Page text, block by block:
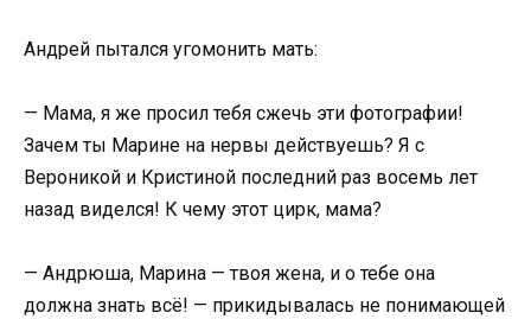
Андрей пытался угомонить мать:
— Мама, я же просил тебя сжечь эти фотографии!
Зачем ты Марине на нервы действуешь? Я с
Вероникой и Кристиной последний раз восемь лет
назад виделся! К чему этот цирк, мама?
— Андрюша, Марина — твоя жена, и о тебе она
должна знать всё! — прикидывалась не понимающей